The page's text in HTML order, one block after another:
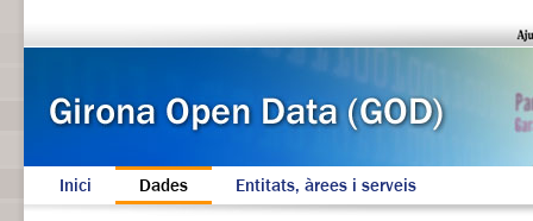
Inici Dades Entitats, àrees i serveis